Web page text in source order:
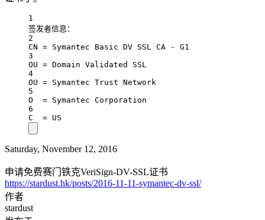
1
签发者信息：
2
CN = Symantec Basic DV SSL CA -
G1
3
OU = Domain Validated SSL
4
OU = Symantec Trust Network
5
O = Symantec Corporation
6
C = US
Saturday, November 12, 2016
申请免费赛门铁克VeriSign-DV-SSL证书
https://stardust.hk/posts/2016-11-11-symantec-dv-ssl/
作者
stardust